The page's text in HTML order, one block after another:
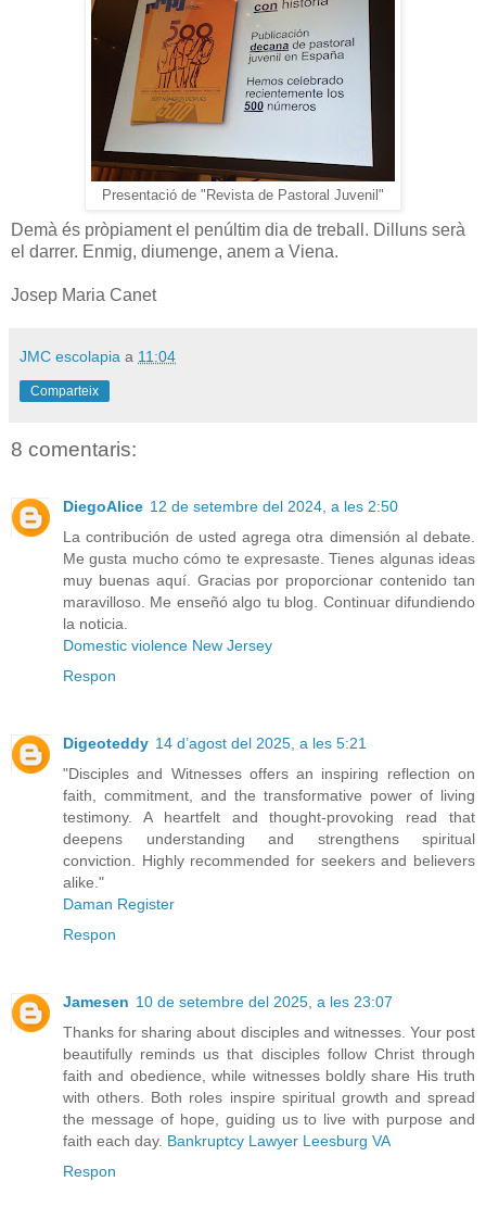
Presentació de "Revista de Pastoral Juvenil"
Demà és pròpiament el penúltim dia de treball. Dilluns serà
el darrer. Enmig, diumenge, anem a Viena.
Josep Maria Canet
JMC escolapia a 11:04
Comparteix
8 comentaris:
DiegoAlice 12 de setembre del 2024, a les 2:50
La contribución de usted agrega otra dimensión al debate.
Me gusta mucho cómo te expresaste. Tienes algunas ideas
muy buenas aquí. Gracias por proporcionar contenido tan
maravilloso. Me enseñó algo tu blog. Continuar difundiendo
la noticia.
Domestic violence New Jersey
Respon
Digeoteddy 14 d’agost del 2025, a les 5:21
"Disciples and Witnesses offers an inspiring reflection on
faith, commitment, and the transformative power of living
testimony. A heartfelt and thought-provoking read that
deepens understanding and strengthens spiritual
conviction. Highly recommended for seekers and believers
alike."
Daman Register
Respon
Jamesen 10 de setembre del 2025, a les 23:07
Thanks for sharing about disciples and witnesses. Your post
beautifully reminds us that disciples follow Christ through
faith and obedience, while witnesses boldly share His truth
with others. Both roles inspire spiritual growth and spread
the message of hope, guiding us to live with purpose and
faith each day. Bankruptcy Lawyer Leesburg VA
Respon